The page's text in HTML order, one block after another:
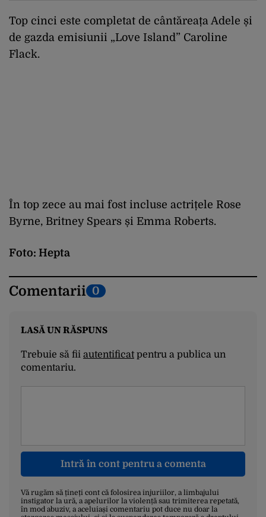
Top cinci este completat de cântăreața Adele și
de gazda emisiunii „Love Island” Caroline
Flack.
În top zece au mai fost incluse actrițele Rose
Byrne, Britney Spears și Emma Roberts.
Foto: Hepta
Comentarii 0
LASĂ UN RĂSPUNS
Trebuie să fii autentificatpentru a publica un
comentariu.
Intră în cont pentru a comenta
Vă rugăm să țineți cont că folosirea injuriilor, a limbajului
instigator la ură, a apelurilor la violență sau trimiterea repetată,
în mod abuziv, a aceluiași comentariu pot duce nu doar la